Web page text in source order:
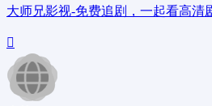
大师兄影视-免费追剧，一起看高清